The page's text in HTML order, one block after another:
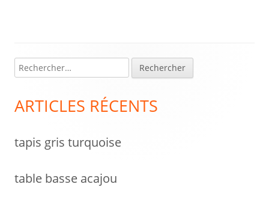
Colonne
latérale
e
h
r
e
ARTICLES RÉCENTS
tapis gris turquoise
table basse acajou